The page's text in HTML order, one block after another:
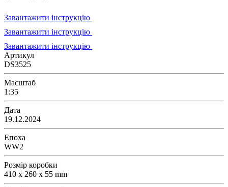
Завантажити інструкцію
Завантажити інструкцію
Завантажити інструкцію
Артикул
DS3525
Масштаб
1:35
Дата
19.12.2024
Епоха
WW2
Розмір коробки
410 x 260 x 55 mm